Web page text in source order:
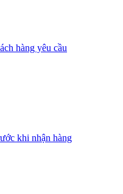
hàng yêu cầu
khi nhận hàng